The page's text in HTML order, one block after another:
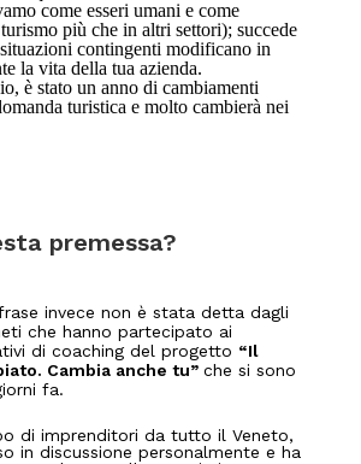
come esseri umani e come
più che in altri settori); succede
contingenti modificano in
la vita della tua azienda.
è stato un anno di cambiamenti
turistica e molto cambierà nei
premessa?
invece non è stata detta dagli
che hanno partecipato ai
di coaching del progetto “Il
Cambia anche tu” che si sono
fa.
di imprenditori da tutto il Veneto,
in discussione personalmente e ha